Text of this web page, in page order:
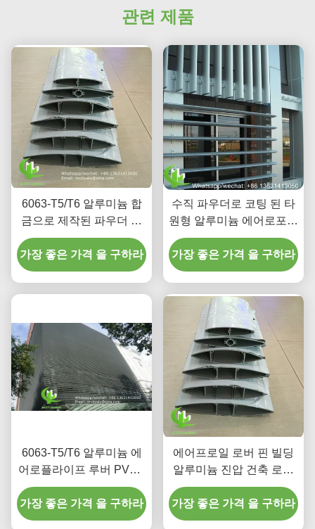
관련 제품
6063-T5/T6 알루미늄 합
금으로 제작된 파우더 코
팅 타원형 에어로포일 루
버 (외벽 커튼 월용)
가장 좋은 가격 을 구하라
수직 파우더로 코팅 된 타
원형 알루미늄 에어로포일
로버
가장 좋은 가격 을 구하라
6063-T5/T6 알루미늄 에
어로플라이프 루버 PVDF
페인트 피니쉬 100mm에
서 600mm 너비
가장 좋은 가격 을 구하라
에어프로일 로버 핀 빌딩
알루미늄 진압 건축 로버
에어프로일 로버 파우더
코팅
가장 좋은 가격 을 구하라